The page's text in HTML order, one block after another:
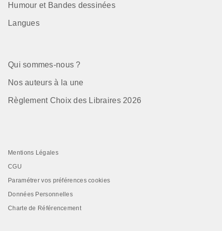
Humour et Bandes dessinées
Langues
Qui sommes-nous ?
Nos auteurs à la une
Règlement Choix des Libraires 2026
Mentions Légales
CGU
Paramétrer vos préférences cookies
Données Personnelles
Charte de Référencement